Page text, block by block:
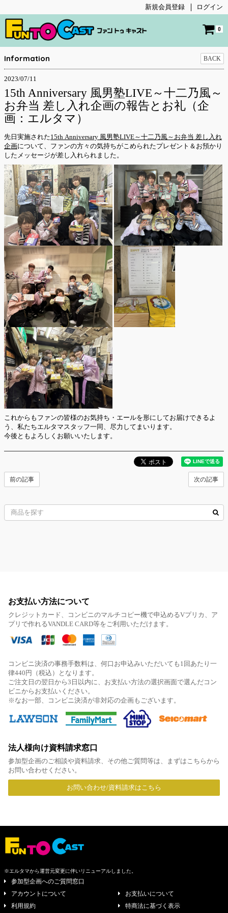
新規会員登録 ログイン
0
Information BACK
2023/07/11
15th Anniversary 風男塾LIVE～十二乃風～
お弁当 差し入れ企画の報告とお礼（企
画：エルタマ）
先日実施された15th Anniversary 風男塾LIVE～十二乃風～お弁当 差し入れ
企画について、ファンの方々の気持ちがこめられたプレゼント＆お預かり
したメッセージが差し入れられました。
これからもファンの皆様のお気持ち・エールを形にしてお届けできるよ
う、私たちエルタマスタッフ一同、尽力してまいります。
今後ともよろしくお願いいたします。
次の記事
前の記事
お支払い方法について
クレジットカード、コンビニのマルチコピー機で申込めるVプリカ、ア
プリで作れるVANDLE CARD等をご利用いただけます。
コンビニ決済の事務手数料は、何口お申込みいただいても1回あたり一
律440円（税込）となります。
ご注文日の翌日から3日以内に、お支払い方法の選択画面で選んだコン
ビニからお支払いください。
※なお一部、コンビニ決済が非対応の企画もございます。
法人様向け資料請求窓口
参加型企画のご相談や資料請求、その他ご質問等は、まずはこちらから
お問い合わせください。
お問い合わせ/資料請求はこちら
※エルタマから運営元変更に伴いリニューアルしました。
参加型企画へのご質問窓口
アカウントについて
お支払いについて
利用規約
特商法に基づく表示